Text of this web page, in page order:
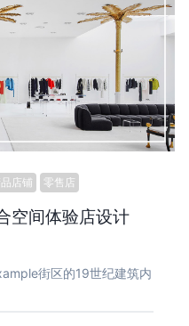
店铺 零售店
空间体验店设计
街区的19世纪建筑内